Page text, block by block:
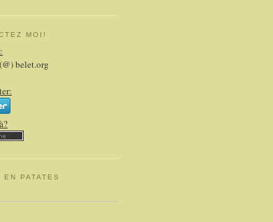
MOI!
belet.org
EN PATATES